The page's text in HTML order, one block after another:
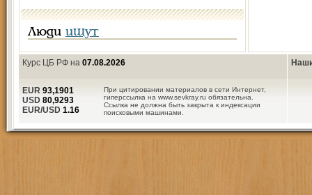
Люди ищут
Курс ЦБ РФ на 07.08.2026
При цитировании материалов в сети Интернет,
гиперссылка на www.sevkray.ru обязательна.
Ссылка не должна быть закрыта к индексации
поисковыми машинами.
EUR 93,1901
USD 80,9293
EUR/USD 1.16